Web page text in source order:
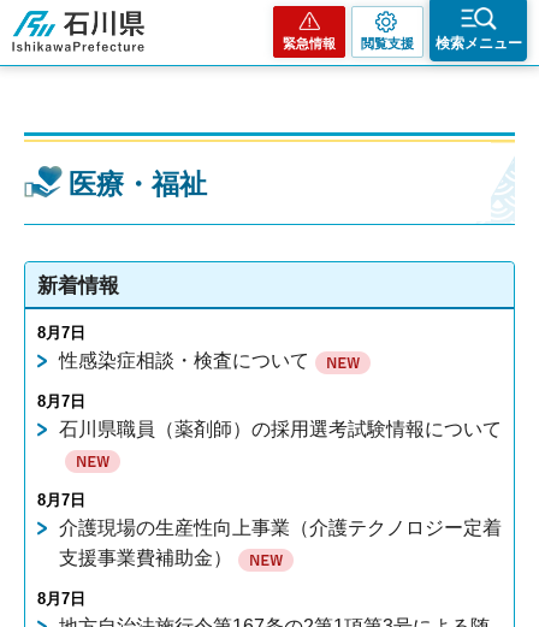
石川県
緊急情報 閲覧支援 検索メニュー
医療・福祉
新着情報
8月7日
性感染症相談・検査について
8月7日
石川県職員（薬剤師）の採用選考試験情報について
8月7日
介護現場の生産性向上事業（介護テクノロジー定着
支援事業費補助金）
8月7日